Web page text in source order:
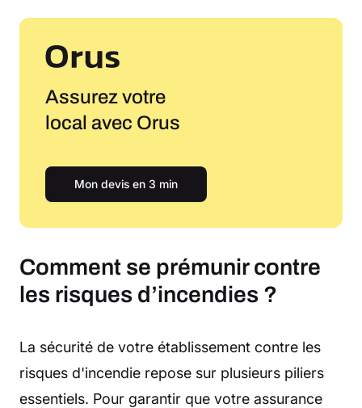
Assurez votre
local avec Orus
Mon devis en 3 min
Comment se prémunir contre
les risques d’incendies ?
La sécurité de votre établissement contre les
risques d'incendie repose sur plusieurs piliers
essentiels. Pour garantir que votre assurance